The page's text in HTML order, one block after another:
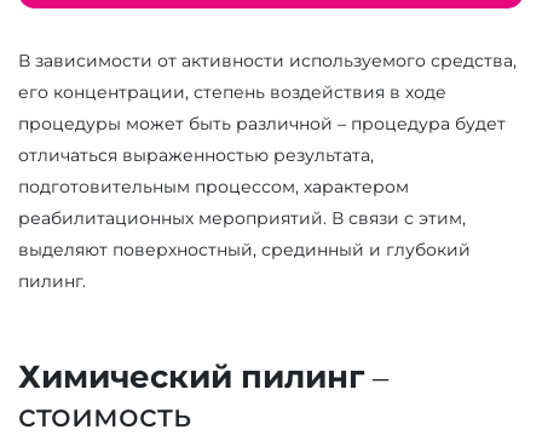
В зависимости от активности используемого средства,
его концентрации, степень воздействия в ходе
процедуры может быть различной – процедура будет
отличаться выраженностью результата,
подготовительным процессом, характером
реабилитационных мероприятий. В связи с этим,
выделяют поверхностный, срединный и глубокий
пилинг.
Химический пилинг–
стоимость